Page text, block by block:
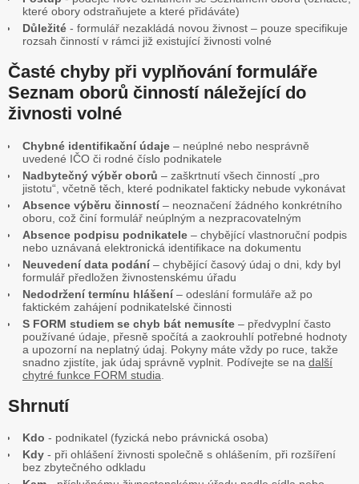
které obory odstraňujete a které přidáváte)
Důležité - formulář nezakládá novou živnost – pouze specifikuje
rozsah činností v rámci již existující živnosti volné
Časté chyby při vyplňování formuláře
Seznam oborů činností náležející do
živnosti volné
Chybné identifikační údaje – neúplné nebo nesprávně
uvedené IČO či rodné číslo podnikatele
Nadbytečný výběr oborů – zaškrtnutí všech činností „pro
jistotu“, včetně těch, které podnikatel fakticky nebude vykonávat
Absence výběru činností– neoznačení žádného konkrétního
oboru, což činí formulář neúplným a nezpracovatelným
Absence podpisu podnikatele – chybějící vlastnoruční podpis
nebo uznávaná elektronická identifikace na dokumentu
Neuvedení data podání– chybějící časový údaj o dni, kdy byl
formulář předložen živnostenskému úřadu
Nedodržení termínu hlášení– odeslání formuláře až po
faktickém zahájení podnikatelské činnosti
S FORM studiem se chyb bát nemusíte – předvyplní často
používané údaje, přesně spočítá a zaokrouhlí potřebné hodnoty
a upozorní na neplatný údaj. Pokyny máte vždy po ruce, takže
snadno zjistíte, jak údaj správně vyplnit. Podívejte se na další
chytré funkce FORM studia
Shrnutí
Kdo - podnikatel (fyzická nebo právnická osoba)
Kdy - při ohlášení živnosti společně s ohlášením, při rozšíření
bez zbytečného odkladu